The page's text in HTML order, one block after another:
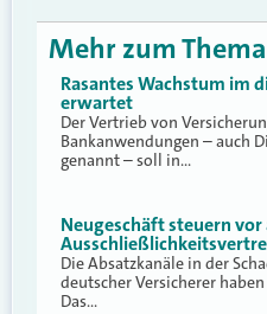
Mehr zum Thema
Rasantes Wachstum im
erwartet
Der Vertrieb von
Bankanwendungen – auch
genannt – soll in…
Neugeschäft steuern vor
Die Absatzkanäle in der
deutscher Versicherer
Das…